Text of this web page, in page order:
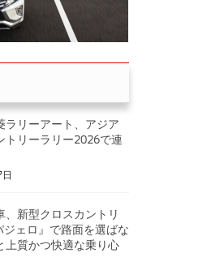
ラリーアート、アジア
トリーラリー2026で連
、新型クロスカントリ
ジェロ』で路面を選ばな
上質かつ快適な乗り心